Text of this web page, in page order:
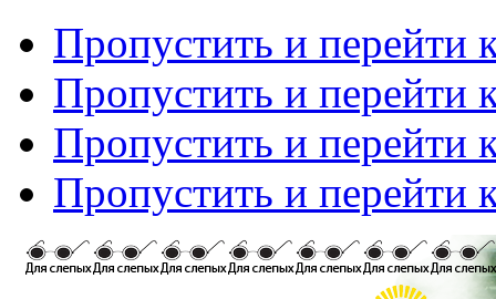
Пропустить и перейти
Пропустить и перейти
Пропустить и перейти
Пропустить и перейти